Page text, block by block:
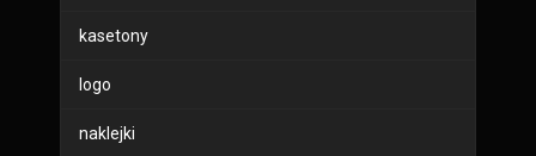
kasetony
logo
naklejki